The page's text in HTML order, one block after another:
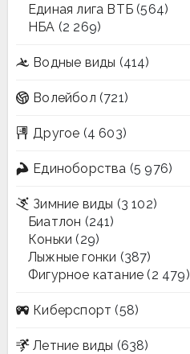
Единая лига ВТБ (564)
НБА (2 269)
Водные виды (414)
Волейбол (721)
Другое (4 603)
Единоборства (5 976)
Зимние виды (3 102)
Биатлон (241)
Коньки (29)
Лыжные гонки (387)
Фигурное катание (2 479)
Киберспорт (58)
Летние виды (638)